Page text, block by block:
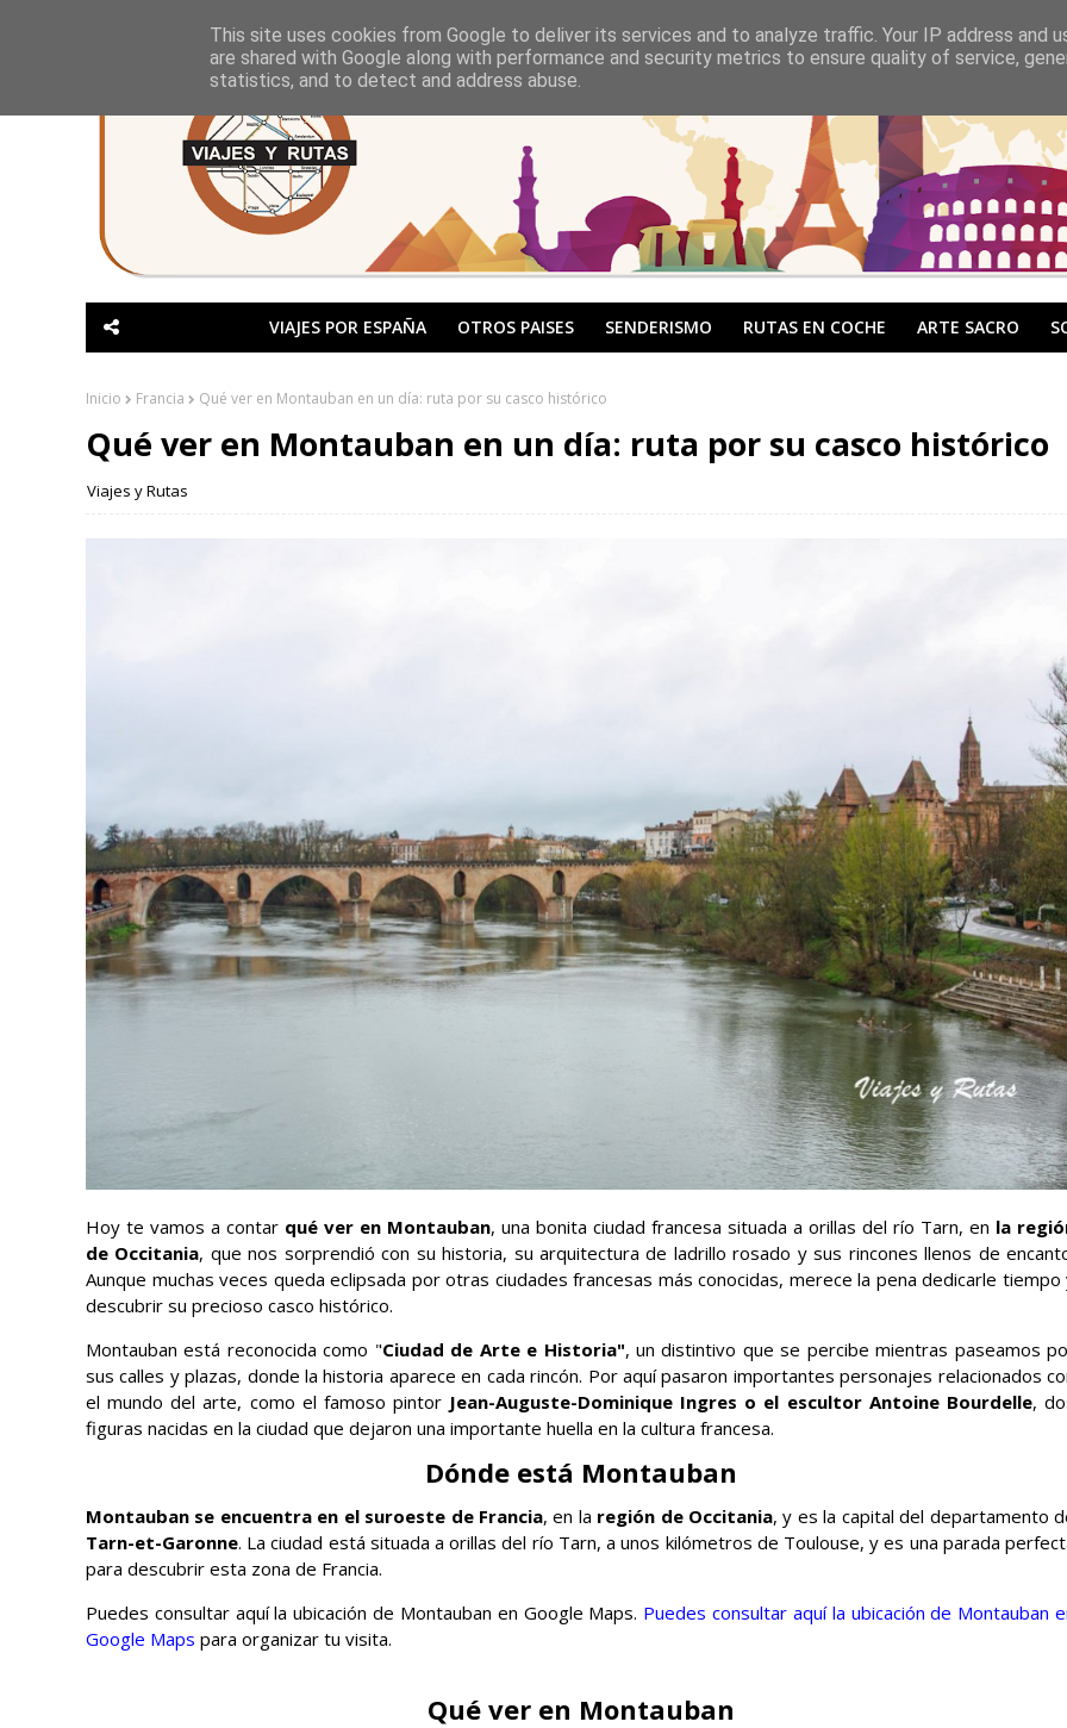
VIAJES POR ESPAÑA OTROS PAISES SENDERISMO RUTAS EN COCHE ARTE SACRO
Inicio Francia Qué ver en Montauban en un día: ruta por su casco histórico
Qué ver en Montauban en un día: ruta por su casco histórico
Viajes y Rutas
Hoy te vamos a contar qué ver en Montauban, una bonita ciudad francesa situada a orillas del río Tarn, en la
de Occitania, que nos sorprendió con su historia, su arquitectura de ladrillo rosado y sus rincones llenos de
Aunque muchas veces queda eclipsada por otras ciudades francesas más conocidas, merece la pena dedicarle tiempo
descubrir su precioso casco histórico.
Montauban está reconocida como "Ciudad de Arte e Historia", un distintivo que se percibe mientras paseamos
sus calles y plazas, donde la historia aparece en cada rincón. Por aquí pasaron importantes personajes relacionados
el mundo del arte, como el famoso pintorJean-Auguste-Dominique Ingres o el escultor Antoine Bourdelle,
figuras nacidas en la ciudad que dejaron una importante huella en la cultura francesa.
Dónde está Montauban
Montauban se encuentra en el suroeste de Francia, en la región de Occitania, y es la capital del departamento
Tarn-et-Garonne. La ciudad está situada a orillas del río Tarn, a unos kilómetros de Toulouse, y es una parada
para descubrir esta zona de Francia.
Puedes consultar aquí la ubicación de Montauban en Google Maps. Puedes consultar aquí la ubicación de Montauban
Google Maps para organizar tu visita.
Qué ver en Montauban
This site uses cookies from Google to deliver its services and to analyze traffic. Your IP address and
are shared with Google along with performance and security metrics to ensure quality of service,
statistics, and to detect and address abuse.